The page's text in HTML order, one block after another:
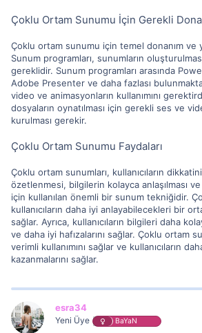
Çoklu Ortam Sunumu İçin Gerekli
Çoklu ortam sunumu için temel donanım ve
Sunum programları, sunumların
gereklidir. Sunum programları arasında
Adobe Presenter ve daha fazlası
video ve animasyonların kullanımını
dosyaların oynatılması için gerekli ses ve
kurulması gerekir.
Çoklu Ortam Sunumu Faydaları
Çoklu ortam sunumları, kullanıcıların
özetlenmesi, bilgilerin kolayca anlaşılması ve
için kullanılan önemli bir sunum tekniğidir.
kullanıcıların daha iyi anlayabilecekleri bir
sağlar. Ayrıca, kullanıcıların bilgileri daha
ve daha iyi hafızalarını sağlar. Çoklu ortam
verimli kullanımını sağlar ve kullanıcıların
kazanmalarını sağlar.
esra34
Yeni Üye BaYaN